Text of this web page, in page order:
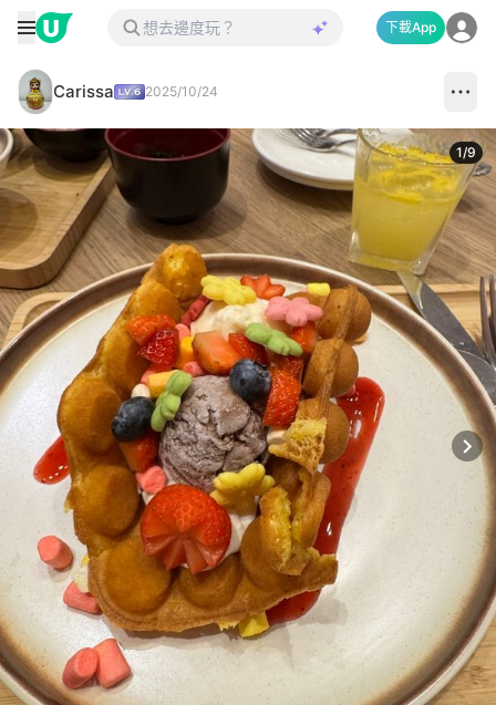
下載App
Carissa 2025/10/24
1/9